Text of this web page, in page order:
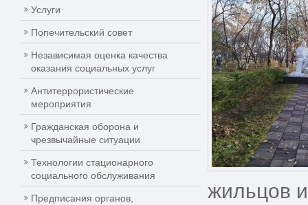
Услуги
Попечительский совет
Независимая оценка качества
оказания социальных услуг
Антитеррористические
мероприятия
Гражданская оборона и
чрезвычайные ситуации
Технологии стационарного
социального обслуживания
Предписания органов,
жильцов